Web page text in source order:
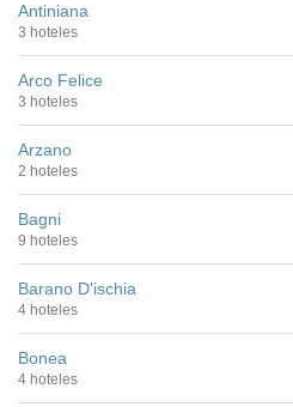
Antiniana
3 hoteles
Arco Felice
3 hoteles
Arzano
2 hoteles
Bagni
9 hoteles
Barano D'ischia
4 hoteles
Bonea
4 hoteles